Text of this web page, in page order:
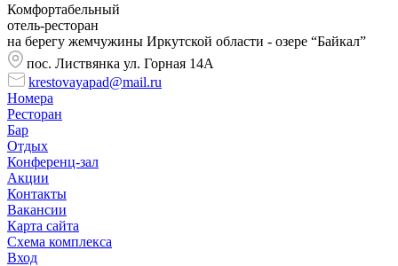
Комфортабельный
отель-ресторан
на берегу жемчужины Иркутской области - озере “Байкал”
пос. Листвянка ул. Горная 14А
krestovayapad@mail.ru
Номера
Ресторан
Бар
Отдых
Конференц-зал
Акции
Контакты
Вакансии
Карта сайта
Cхема комплекса
Вход